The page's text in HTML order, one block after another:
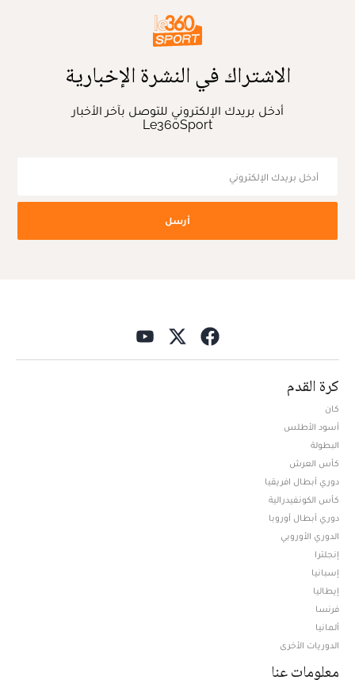
الاشتراك في النشرة الإخبارية
أدخل بريدك الإلكتروني للتوصل بآخر الأخبار
Le360Sport
أرسل
كرة القدم
كان
أسود الأطلس
البطولة
كأس العرش
دوري أبطال افريقيا
كأس الكونفيدرالية
دوري أبطال أوروبا
الدوري الأوروبي
إنجلترا
إسبانيا
إيطاليا
فرنسا
ألمانيا
الدوريات الأخرى
معلومات عنا